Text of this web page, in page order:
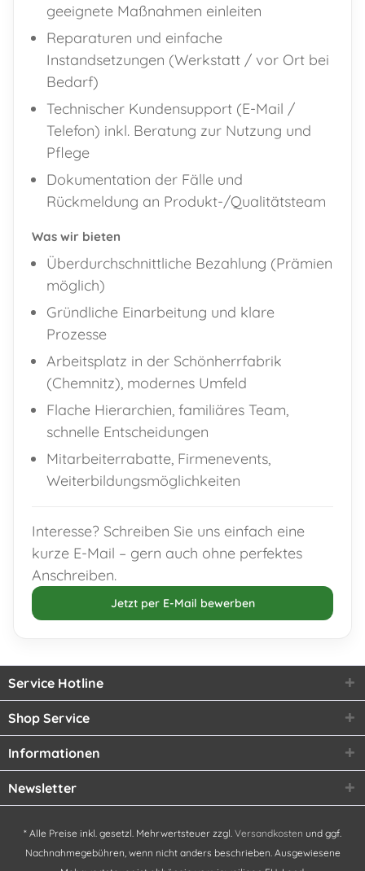
FAST
geeignete Maßnahmen einleiten
Reparaturen und einfache
Instandsetzungen (Werkstatt / vor Ort bei
Bedarf)
Technischer Kundensupport (E-Mail /
Telefon) inkl. Beratung zur Nutzung und
Pflege
Dokumentation der Fälle und
Rückmeldung an Produkt-/Qualitätsteam
Was wir bieten
Überdurchschnittliche Bezahlung (Prämien
möglich)
Gründliche Einarbeitung und klare
Prozesse
Arbeitsplatz in der Schönherrfabrik
(Chemnitz), modernes Umfeld
Flache Hierarchien, familiäres Team,
schnelle Entscheidungen
Mitarbeiterrabatte, Firmenevents,
Weiterbildungsmöglichkeiten
Interesse? Schreiben Sie uns einfach eine
kurze E-Mail – gern auch ohne perfektes
Anschreiben.
Jetzt per E-Mail bewerben
Service Hotline
Shop Service
Informationen
Newsletter
* Alle Preise inkl. gesetzl. Mehrwertsteuer zzgl. Versandkosten und ggf.
Nachnahmegebühren, wenn nicht anders beschrieben. Ausgewiesene